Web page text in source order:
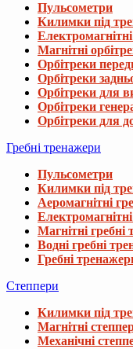
Пульсометри
Килимки під
Магнітні
Орбітреки
Орбітреки
Орбітреки для
Орбітреки
Орбітреки для
Гребні тренажери
Пульсометри
Килимки під
Аеромагнітні
Магнітні гребні
Водні гребні
Гребні
Степпери
Килимки під
Магнітні
Механічні